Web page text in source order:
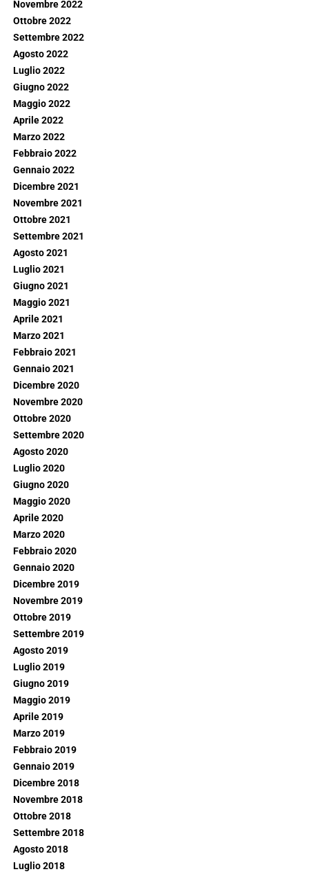
Novembre 2022
Ottobre 2022
Settembre 2022
Agosto 2022
Luglio 2022
Giugno 2022
Maggio 2022
Aprile 2022
Marzo 2022
Febbraio 2022
Gennaio 2022
Dicembre 2021
Novembre 2021
Ottobre 2021
Settembre 2021
Agosto 2021
Luglio 2021
Giugno 2021
Maggio 2021
Aprile 2021
Marzo 2021
Febbraio 2021
Gennaio 2021
Dicembre 2020
Novembre 2020
Ottobre 2020
Settembre 2020
Agosto 2020
Luglio 2020
Giugno 2020
Maggio 2020
Aprile 2020
Marzo 2020
Febbraio 2020
Gennaio 2020
Dicembre 2019
Novembre 2019
Ottobre 2019
Settembre 2019
Agosto 2019
Luglio 2019
Giugno 2019
Maggio 2019
Aprile 2019
Marzo 2019
Febbraio 2019
Gennaio 2019
Dicembre 2018
Novembre 2018
Ottobre 2018
Settembre 2018
Agosto 2018
Luglio 2018